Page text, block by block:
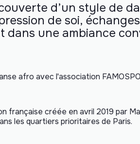
d’un style de
de soi,
dans une ambiance
afro avec l'association
française créée en avril 2019 par
les quartiers prioritaires de Paris.